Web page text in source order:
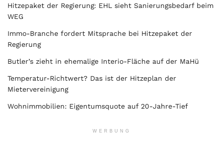
Hitzepaket der Regierung: EHL sieht Sanierungsbedarf beim
WEG
Immo-Branche fordert Mitsprache bei Hitzepaket der
Regierung
Butler’s zieht in ehemalige Interio-Fläche auf der MaHü
Temperatur-Richtwert? Das ist der Hitzeplan der
Mietervereinigung
Wohnimmobilien: Eigentumsquote auf 20-Jahre-Tief
WERBUNG